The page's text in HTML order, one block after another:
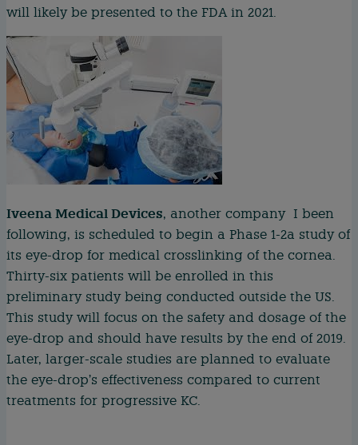
will likely be presented to the FDA in 2021.
Iveena Medical Devices, another company I been
following, is scheduled to begin a Phase 1-2a study of
its eye-drop for medical crosslinking of the cornea.
Thirty-six patients will be enrolled in this
preliminary study being conducted outside the US.
This study will focus on the safety and dosage of the
eye-drop and should have results by the end of 2019.
Later, larger-scale studies are planned to evaluate
the eye-drop’s effectiveness compared to current
treatments for progressive KC.